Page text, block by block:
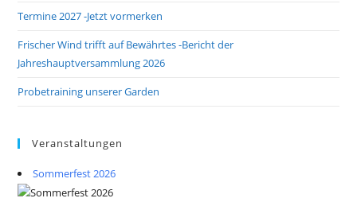
Termine 2027 -Jetzt vormerken
Frischer Wind trifft auf Bewährtes -Bericht der
Jahreshauptversammlung 2026
Probetraining unserer Garden
Veranstaltungen
Sommerfest 2026